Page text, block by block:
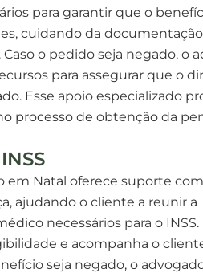
para garantir que o
cuidando da
o pedido seja negado, o
para assegurar que o
Esse apoio especializado
processo de obtenção da
em Natal oferece suporte
ajudando o cliente a reunir a
necessários para o INSS.
e acompanha o
seja negado, o